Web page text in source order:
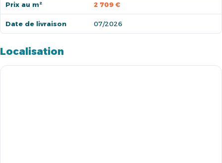
Prix au m² 2 709 €
Date de livraison 07/2026
Localisation